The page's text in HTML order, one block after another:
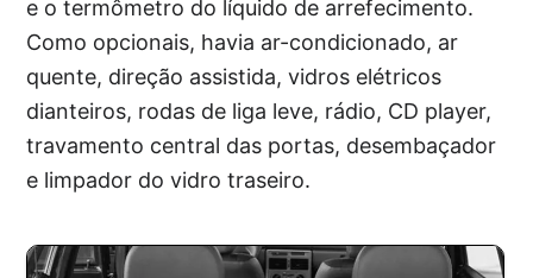
e o termômetro do líquido de arrefecimento.
Como opcionais, havia ar-condicionado, ar
quente, direção assistida, vidros elétricos
dianteiros, rodas de liga leve, rádio, CD player,
travamento central das portas, desembaçador
e limpador do vidro traseiro.